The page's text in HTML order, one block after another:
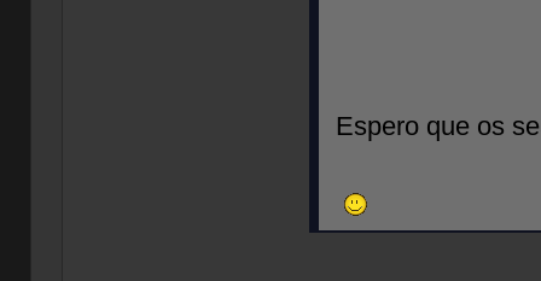
Espero que os